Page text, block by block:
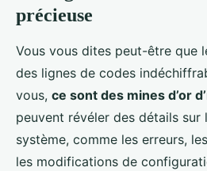
précieuse
Vous vous dites peut-être que
des lignes de codes
vous, ce sont des mines d’or
peuvent révéler des détails sur
système, comme les erreurs,
les modifications de